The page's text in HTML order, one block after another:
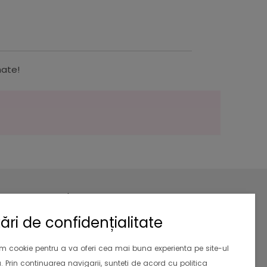
de confidențialitate
cookie pentru a va oferi cea mai buna experienta pe site-ul
Prin continuarea navigarii, sunteti de acord cu politica
Newsletter
Aboneaza-te la newsletter si primesti
la prima comanda.
Valabil si pentru clientii existenti